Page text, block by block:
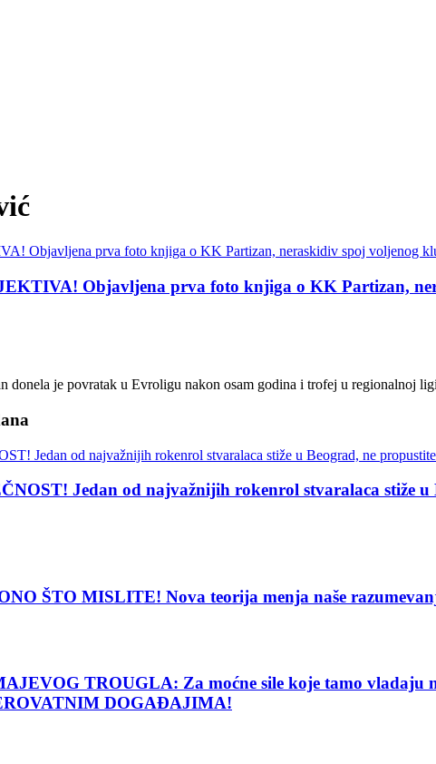
Objavljena prva foto knjiga o KK Partizan,
donela je povratak u Evroligu nakon osam godina i trofej u regionalnoj
Jedan od najvažnijih rokenrol stvaralaca stiže
ŠTO MISLITE! Nova teorija menja naše
TROUGLA: Za moćne sile koje tamo
DOGAĐAJIMA!